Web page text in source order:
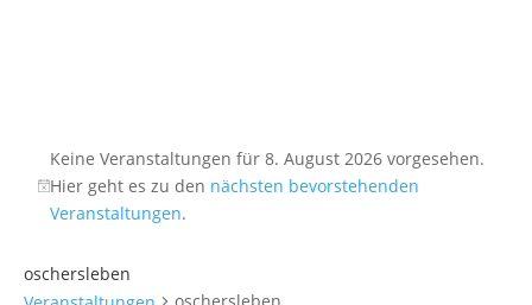
Keine Veranstaltungen für 8. August 2026 vorgesehen.
Hier geht es zu den nächsten bevorstehenden
Veranstaltungen.
oschersleben